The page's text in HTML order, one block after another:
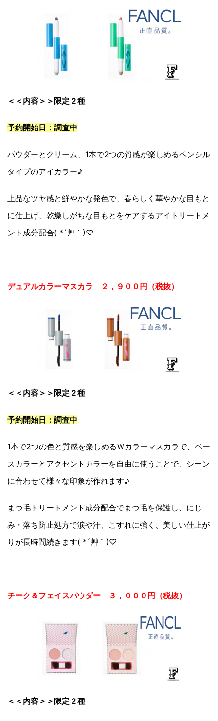
＜＜内容＞＞限定２種
予約開始日：調査中
パウダーとクリーム、1本で2つの質感が楽しめるペンシル
タイプのアイカラー♪
上品なツヤ感と鮮やかな発色で、春らしく華やかな目もと
に仕上げ、乾燥しがちな目もとをケアするアイトリートメ
ント成分配合( *´艸｀)♡
デュアルカラーマスカラ ２，９００円（税抜）
＜＜内容＞＞限定２種
予約開始日：調査中
1本で2つの色と質感を楽しめるＷカラーマスカラで、ベー
スカラーとアクセントカラーを自由に使うことで、シーン
に合わせて様々な印象が作れます♪
まつ毛トリートメント成分配合でまつ毛を保護し、にじ
み・落ち防止処方で涙や汗、こすれに強く、美しい仕上が
りが長時間続きます( *´艸｀)♡
チーク＆フェイスパウダー ３，０００円（税抜）
＜＜内容＞＞限定２種